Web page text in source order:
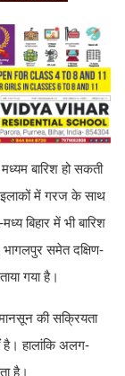
बारिश हो सकती
इलाकों में गरज के साथ
बिहार में भी बारिश
समेत दक्षिण-
गया है।
की सक्रियता
है। हालांकि अलग-
है।